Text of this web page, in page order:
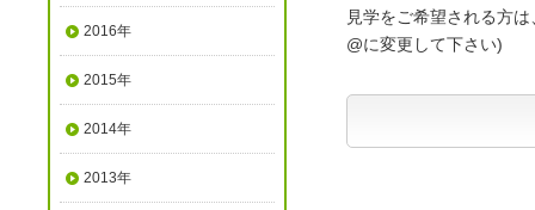
見学をご希望される方
@に変更して下さい)
2016年
2015年
2014年
2013年